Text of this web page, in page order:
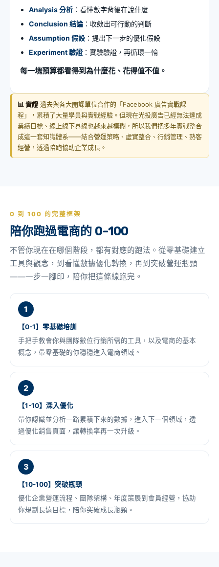
Analysis 分析 ：看懂數字背後在說什麼
Conclusion 結論 ：收斂出可行動的判斷
Assumption 假設 ：提出下一步的優化假設
Experiment 驗證：實驗驗證，再循環一輪
每一塊預算都看得到為什麼花、花得值不值。
📊 實證過去與各大開課單位合作的「Facebook 廣告實戰課
程」，累積了大量學員與實戰經驗。但現在光投廣告已經無法達成
業績目標、線上線下界線也越來越模糊，所以我們把多年實戰整合
成這一套知識體系——結合營運策略、虛實整合、行銷管理、熟客
經營，透過陪跑協助企業成長。
0 到 100 的完整框架
陪你跑過電商的 0-100
不管你現在在哪個階段，都有對應的跑法。從零基礎建立
工具與觀念，到看懂數據優化轉換，再到突破營運瓶頸
——一步一腳印，陪你把這條線跑完。
1
【0-1】零基礎培訓
手把手教會你與團隊數位行銷所需的工具，以及電商的基本
概念，帶零基礎的你穩穩進入電商領域。
2
【1-10】深入優化
帶你認識並分析一路累積下來的數據，進入下一個領域，透
過優化銷售頁面，讓轉換率再一次升級。
3
【10-100】突破瓶頸
優化企業營運流程、團隊架構、年度策展到會員經營，協助
你規劃長遠目標，陪你突破成長瓶頸。